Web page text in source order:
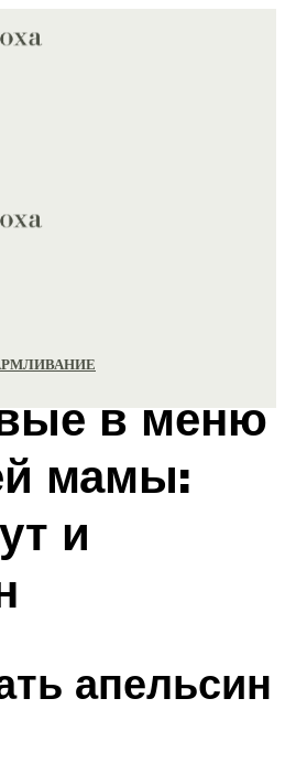
в меню
мамы:
и
апельсин